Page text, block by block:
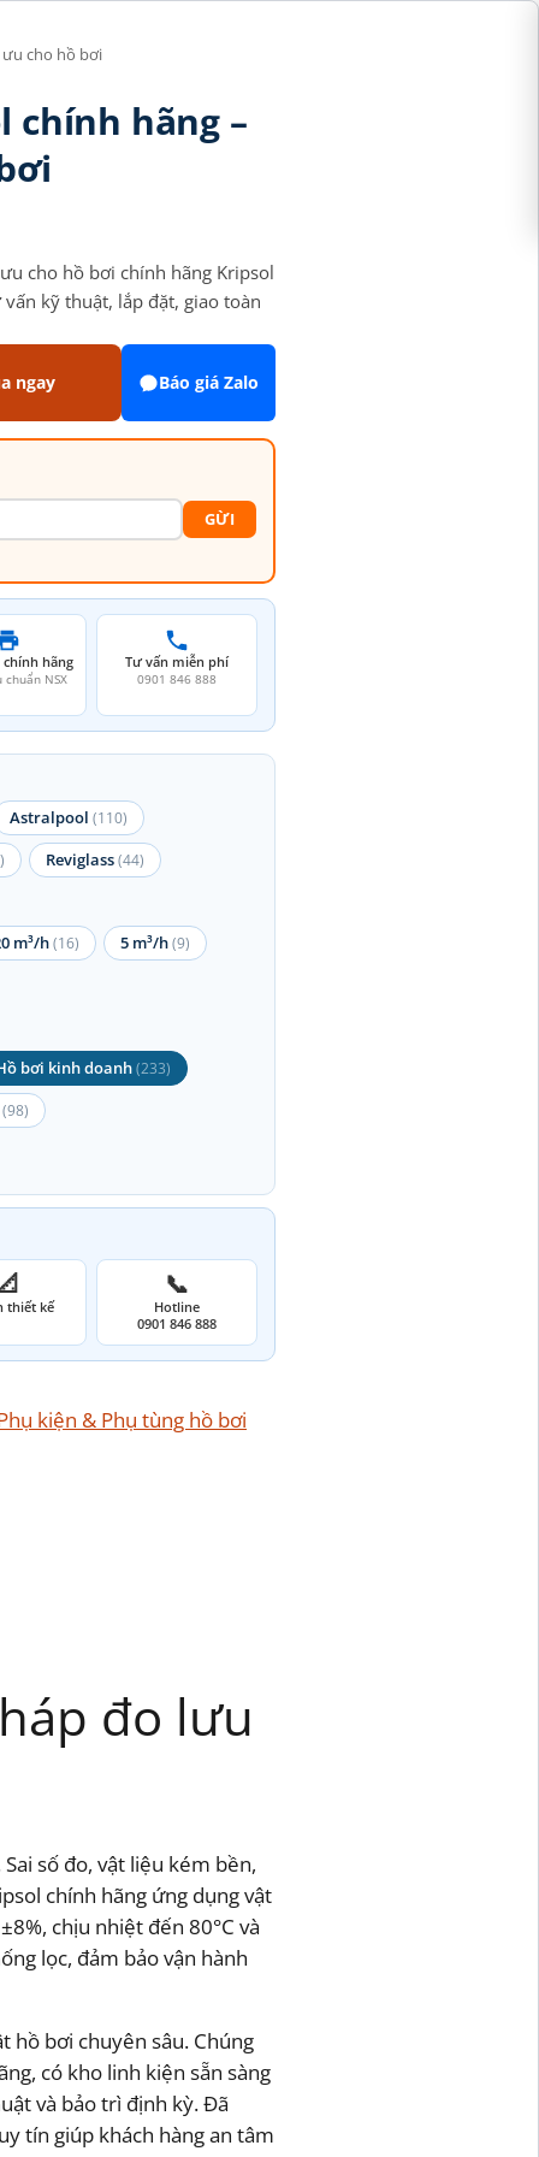
cho hồ bơi
chính hãng –
cho hồ bơi chính hãng Kripsol
kỹ thuật, lắp đặt, giao toàn
ngay Báo giá Zalo
GỪI
chính hãng
NSX
Tư vấn miễn phí
0901 846 888
Astralpool (110)
Reviglass(44)
m³/h(16) 5 m³/h(9)
bơi kinh doanh(233)
(98)
thiết kế
📞
Hotline
0901 846 888
kiện & Phụ tùng hồ bơi
đo lưu
số đo, vật liệu kém bền,
chính hãng ứng dụng vật
chịu nhiệt đến 80°C và
lọc, đảm bảo vận hành
hồ bơi chuyên sâu. Chúng
có kho linh kiện sẵn sàng
và bảo trì định kỳ. Đã
tín giúp khách hàng an tâm